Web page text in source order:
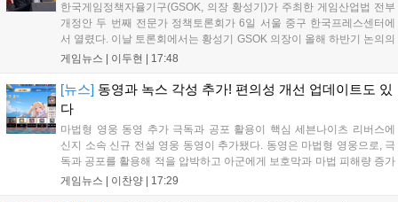
한국게임정책자율기구(GSOK, 의장 황성기)가 주최한 게임산업법 전부
개정안 두 번째 전문가 정책토론회가 6일 서울 중구 한국프레스센터에
서 열렸다. 이날 토론회에서는 황성기 GSOK 의장이 올해 하반기 논의의
주요 쟁점과 성과를 짚은 데 이어, 박종현 한양대 법학전문대학원 교수
호사가 게임 등...
게임뉴스 | 이두현 17:48
[뉴스] 동영과 녹스 각성 추가! 편의성 개선 업데이트도 있
다
마법형 영웅 동영 추가 극독과 공포 활용이 핵심 세븐나이츠 리버스에
신지 소속 신규 전설 영웅 동영이 추가됐다. 동영은 마법형 영웅으로, 극
독과 공포를 활용해 적을 압박하고 아군에게 보호막과 마법 피해량 증가
를 제공하는 것이 특징이다. 패시브 황천의 동행자는 동영의 핵심이다.
게임뉴스 | 이찬양 17:29